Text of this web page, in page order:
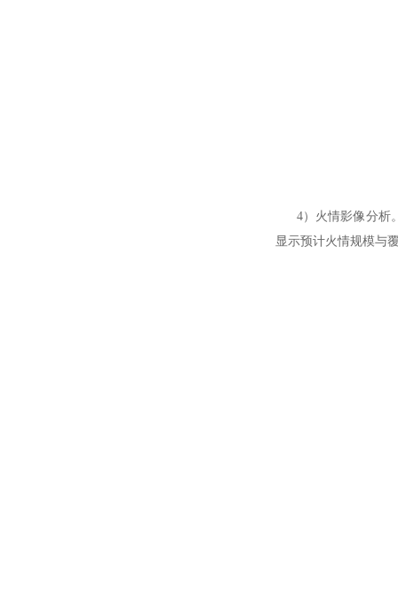
4）火情影像分析。
显示预计火情规模与